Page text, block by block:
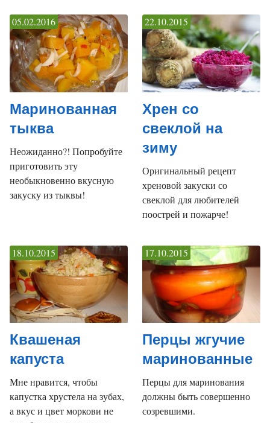
Маринованная
тыква
05.02.2016
Неожиданно?! Попробуйте
приготовить эту
необыкновенно вкусную
закуску из тыквы!
Хрен со
свеклой на
зиму
22.10.2015
Оригинальный рецепт
хреновой закуски со
свеклой для любителей
поострей и пожарче!
Квашеная
капуста
18.10.2015
Мне нравится, чтобы
капустка хрустела на зубах,
а вкус и цвет моркови не
Перцы жгучие
маринованные
17.10.2015
Перцы для маринования
должны быть совершенно
созревшими.